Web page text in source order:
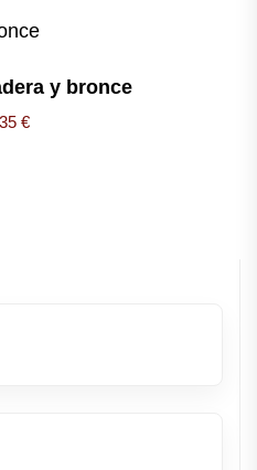
y bronce
€